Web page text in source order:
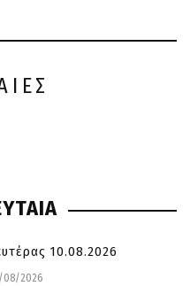
10.08.2026
08/2026